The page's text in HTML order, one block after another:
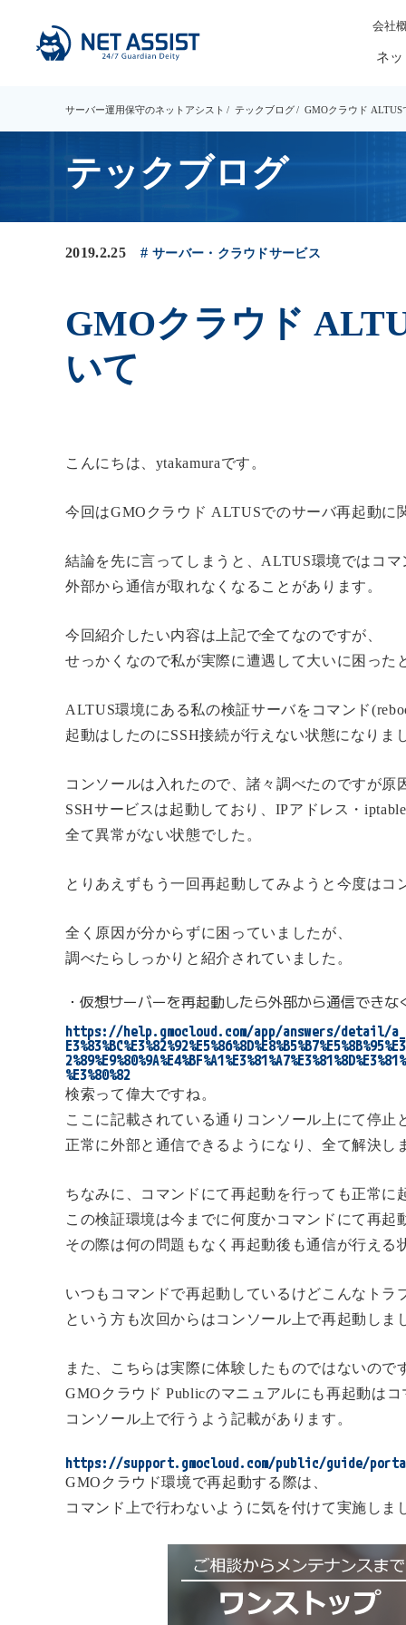
ネ
会社
サーバー運用保守のネットアシスト テックブログ GMOクラウド
テックブログ
2019.2.25 サーバー・クラウドサービス
GMOクラウド
いて
こんにちは、ytakamuraです。
今回はGMOクラウド ALTUSでのサーバ再起動に
結論を先に言ってしまうと、ALTUS環境ではコ
外部から通信が取れなくなることがあります。
今回紹介したい内容は上記で全てなのですが、
せっかくなので私が実際に遭遇して大いに困った
ALTUS環境にある私の検証サーバをコマンド
起動はしたのにSSH接続が行えない状態になりま
コンソールは入れたので、諸々調べたのですが原
SSHサービスは起動しており、IPアドレス・
全て異常がない状態でした。
とりあえずもう一回再起動してみようと今度は
全く原因が分からずに困っていましたが、
調べたらしっかりと紹介されていました。
・仮想サーバーを再起動したら外部から通信できな
https://help.gmocloud.com/app/answers/detail/a_id/2305/
%E3%80%82
検索って偉大ですね。
ここに記載されている通りコンソール上にて停止
正常に外部と通信できるようになり、全て解決し
ちなみに、コマンドにて再起動を行っても正常に
この検証環境は今までに何度かコマンドにて再起
その際は何の問題もなく再起動後も通信が行える
いつもコマンドで再起動しているけどこんなトラ
という方も次回からはコンソール上で再起動しま
また、こちらは実際に体験したものではないので
GMOクラウド Publicのマニュアルにも再起動は
コンソール上で行うよう記載があります。
https://support.gmocloud.com/public/guide/
GMOクラウド環境で再起動する際は、
コマンド上で行わないように気を付けて実施しま